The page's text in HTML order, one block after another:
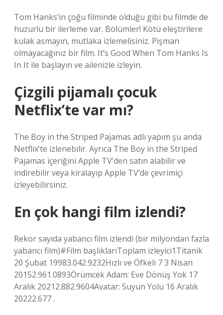
Tom Hanks’in çoğu filminde olduğu gibi bu filmde de
huzurlu bir ilerleme var. Bölümler! Kötü eleştirilere
kulak asmayın, mutlaka izlemelisiniz. Pişman
olmayacağınız bir film. It’s Good When Tom Hanks Is
In It ile başlayın ve ailenizle izleyin.
Çizgili pijamalı çocuk
Netflix’te var mı?
The Boy in the Striped Pajamas adlı yapım şu anda
Netflix’te izlenebilir. Ayrıca The Boy in the Striped
Pajamas içeriğini Apple TV’den satın alabilir ve
indirebilir veya kiralayıp Apple TV’de çevrimiçi
izleyebilirsiniz.
En çok hangi film izlendi?
Rekor sayıda yabancı film izlendi (bir milyondan fazla
yabancı film)#Film başlıklarıToplam izleyici1Titanik
20 Şubat 19983.042.9232Hızlı ve Öfkeli 7 3 Nisan
20152.961.0893Örümcek Adam: Eve Dönüş Yok 17
Aralık 20212.882.9604Avatar: Suyun Yolu 16 Aralık
20222.677 .